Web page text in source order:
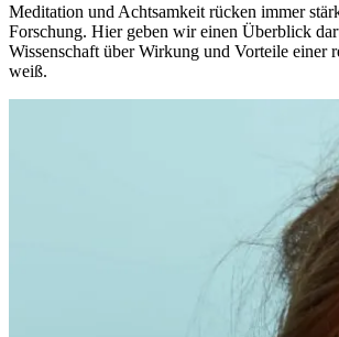
Meditation und Achtsamkeit rücken immer
Forschung. Hier geben wir einen Überblick
Wissenschaft über Wirkung und Vorteile einer
weiß.